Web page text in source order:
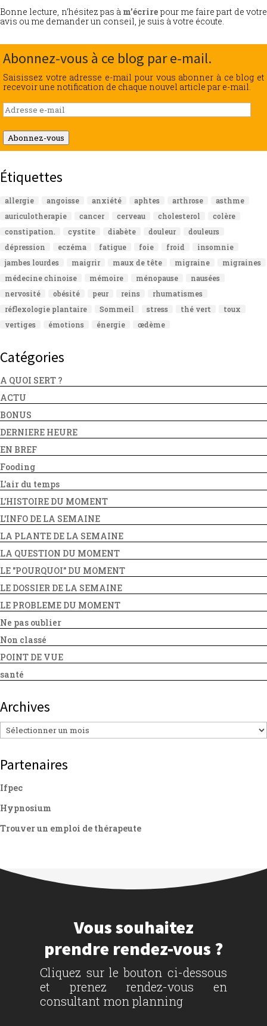
Bonne lecture, n’hésitez pas à m’écrire pour me faire part de votre
avis ou me demander un conseil, je suis à votre écoute.
Abonnez-vous à ce blog par e-mail.
Saisissez votre adresse e-mail pour vous abonner à ce blog et
recevoir une notification de chaque nouvel article par e-mail.
Adresse
e-
mail
Abonnez-vous
Étiquettes
allergie angoisse anxiété aphtes arthrose
asthme
auriculotherapie
cancer cerveau cholesterol
colère
constipation.
cystite diabète douleur
douleurs
dépression
eczéma fatigue foie froid
insomnie
jambes lourdes
maigrir maux de tête migraine
migraines
médecine chinoise
mémoire ménopause
nausées
nervosité
obésité peur reins
rhumatismes
réflexologie plantaire
Sommeil stress thé vert
toux
vertiges
émotions énergie œdème
Catégories
A QUOI SERT ?
ACTU
BONUS
DERNIERE HEURE
EN BREF
Fooding
L'air du temps
L'HISTOIRE DU MOMENT
L'INFO DE LA SEMAINE
LA PLANTE DE LA SEMAINE
LA QUESTION DU MOMENT
LE "POURQUOI" DU MOMENT
LE DOSSIER DE LA SEMAINE
LE PROBLEME DU MOMENT
Ne pas oublier
Non classé
POINT DE VUE
santé
Archives
Archives
Partenaires
Ifpec
Hypnosium
Trouver un emploi de thérapeute
Vous souhaitez
prendre rendez-vous ?
Cliquez sur le bouton ci-dessous
et prenez rendez-vous en
consultant mon planning